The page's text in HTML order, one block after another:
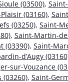
(03500),
(03160),
(03250), Saint-
, Saint-Martin-
(03390), Saint-
d’Augy
sur-Vouzance
(03260), Saint-